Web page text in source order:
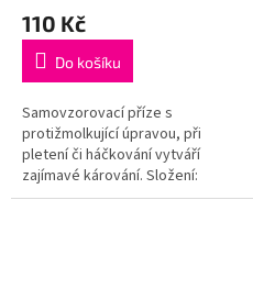
produktu
5,0
5
hvězdiček.
110 Kč
Do košíku
Samovzorovací příze s
protižmolkující úpravou, při
pletení či háčkování vytváří
zajímavé kárování. Složení:
100% Akryl – antipilling (příze